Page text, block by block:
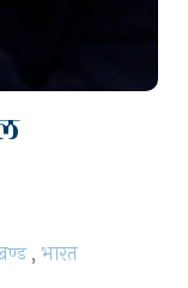
, भारत